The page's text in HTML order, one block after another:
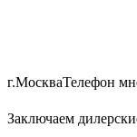
г.МоскваТелефон
Заключаем